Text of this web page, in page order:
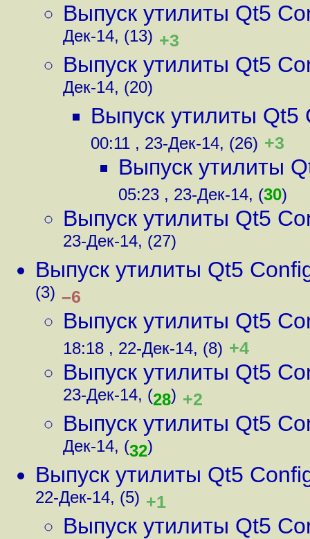
Выпуск утилиты Qt5
Дек-14, (13) +3
Выпуск утилиты Qt5
Дек-14, (20)
Выпуск утилиты
00:11 , 23-Дек-14, (26) +3
Выпуск утилиты
05:23 , 23-Дек-14, (30)
Выпуск утилиты Qt5
23-Дек-14, (27)
Выпуск утилиты Qt5
(3) –6
Выпуск утилиты Qt5
18:18 , 22-Дек-14, (8) +4
Выпуск утилиты Qt5
23-Дек-14, (28) +2
Выпуск утилиты Qt5
Дек-14, (32)
Выпуск утилиты Qt5
22-Дек-14, (5) +1
Выпуск утилиты Qt5